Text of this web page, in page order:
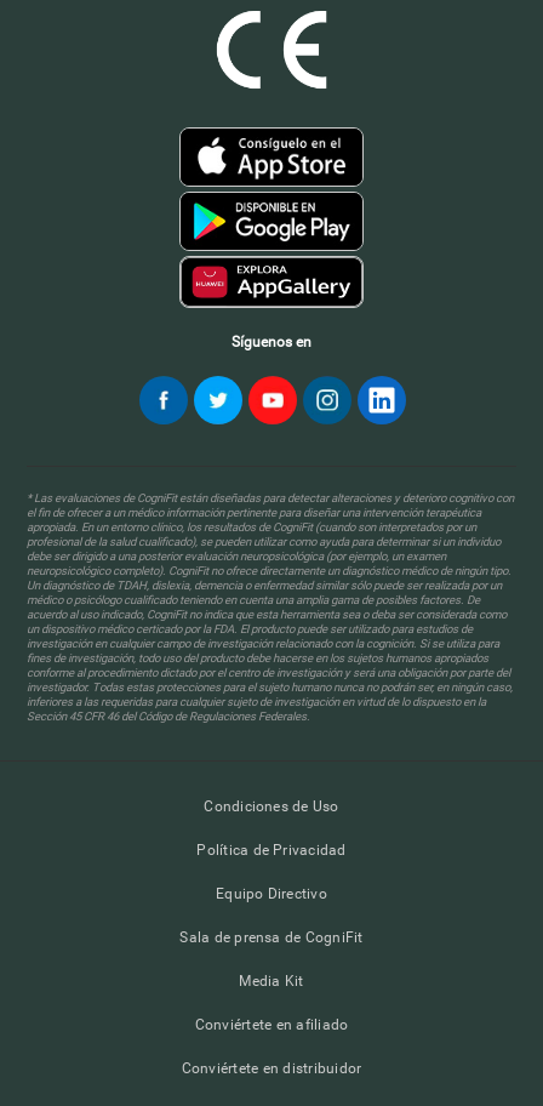
Síguenos en
* Las evaluaciones de CogniFit están diseñadas para detectar alteraciones y deterioro cognitivo con
el fin de ofrecer a un médico información pertinente para diseñar una intervención terapéutica
apropiada. En un entorno clínico, los resultados de CogniFit (cuando son interpretados por un
profesional de la salud cualificado), se pueden utilizar como ayuda para determinar si un individuo
debe ser dirigido a una posterior evaluación neuropsicológica (por ejemplo, un examen
neuropsicológico completo). CogniFit no ofrece directamente un diagnóstico médico de ningún tipo.
Un diagnóstico de TDAH, dislexia, demencia o enfermedad similar sólo puede ser realizada por un
médico o psicólogo cualificado teniendo en cuenta una amplia gama de posibles factores. De
acuerdo al uso indicado, CogniFit no indica que esta herramienta sea o deba ser considerada como
un dispositivo médico certicado por la FDA. El producto puede ser utilizado para estudios de
investigación en cualquier campo de investigación relacionado con la cognición. Si se utiliza para
fines de investigación, todo uso del producto debe hacerse en los sujetos humanos apropiados
conforme al procedimiento dictado por el centro de investigación y será una obligación por parte del
investigador. Todas estas protecciones para el sujeto humano nunca no podrán ser, en ningún caso,
inferiores a las requeridas para cualquier sujeto de investigación en virtud de lo dispuesto en la
Sección 45 CFR 46 del Código de Regulaciones Federales.
Condiciones de Uso
Política de Privacidad
Equipo Directivo
Sala de prensa de CogniFit
Media Kit
Conviértete en afiliado
Conviértete en distribuidor